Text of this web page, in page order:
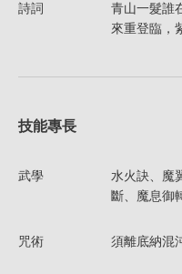
詩詞
青山一髮誰
來重登臨，
技能專長
武學
水火訣、魔
斷、魔息御
咒術 須離底納混